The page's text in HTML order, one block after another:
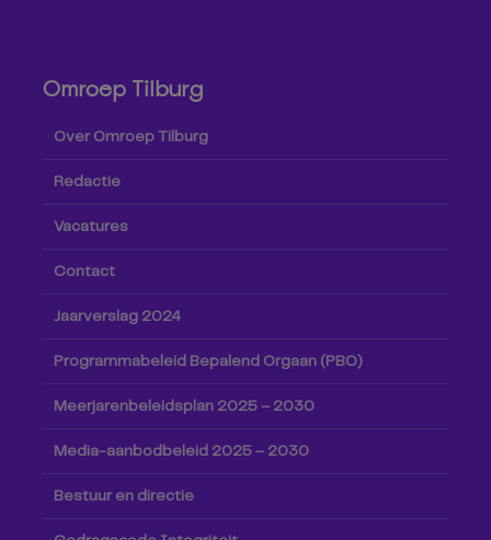
Omroep Tilburg
Over Omroep Tilburg
Redactie
Vacatures
Contact
Jaarverslag 2024
Programmabeleid Bepalend Orgaan (PBO)
Meerjarenbeleidsplan 2025 – 2030
Media-aanbodbeleid 2025 – 2030
Bestuur en directie